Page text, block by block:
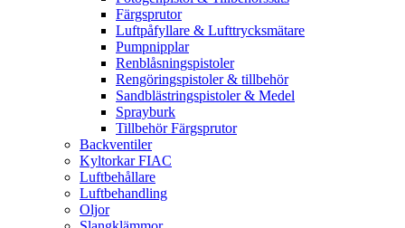
Färgsprutor
Luftpåfyllare & Lufttrycksmätare
Pumpnipplar
Renblåsningspistoler
Rengöringspistoler & tillbehör
Sandblästringspistoler & Medel
Sprayburk
Tillbehör Färgsprutor
Backventiler
Kyltorkar FIAC
Luftbehållare
Luftbehandling
Oljor